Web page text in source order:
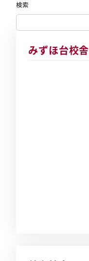
検索
みずほ台校舎